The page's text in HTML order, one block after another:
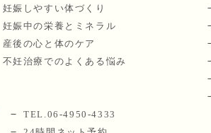
妊娠しやすい体づくり
妊娠中の栄養とミネラル
産後の⼼と体のケア
不妊治療でのよくある悩み
TEL.06-4950-4333